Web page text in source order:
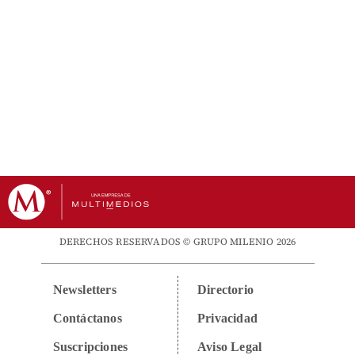
DERECHOS RESERVADOS © GRUPO MILENIO 2026
Newsletters
Contáctanos
Suscripciones
Directorio
Privacidad
Aviso Legal